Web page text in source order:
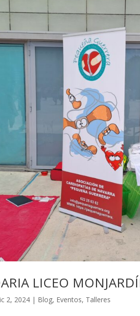
LICEO
2, 2024 | Blog, Eventos, Talleres